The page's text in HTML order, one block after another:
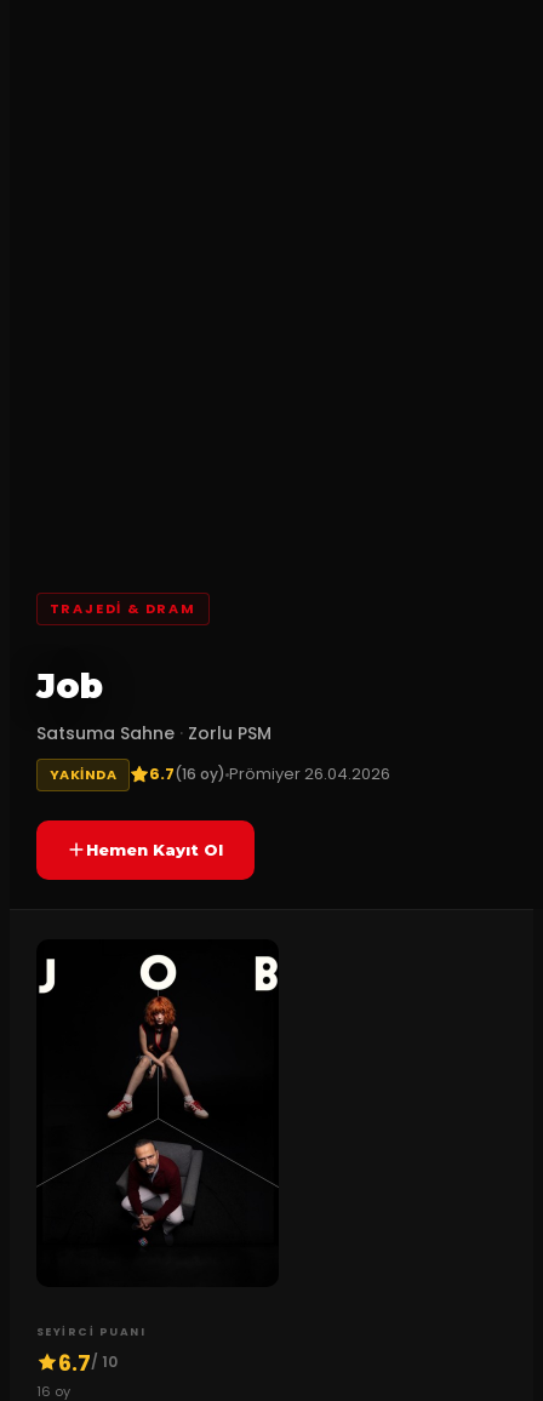
TRAJEDI & DRAM
Job
Satsuma Sahne · Zorlu PSM
YAKINDA 6.7(16 oy)Prömiyer 26.04.2026
Hemen Kayıt Ol
SEYIRCI PUANI
6.7/ 10
16 oy